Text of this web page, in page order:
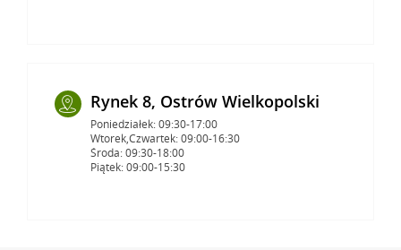
Rynek 8, Ostrów Wielkopolski
Poniedziałek: 09:30-17:00
Wtorek,Czwartek: 09:00-16:30
Środa: 09:30-18:00
Piątek: 09:00-15:30